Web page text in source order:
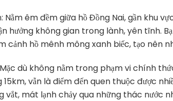
Nằm êm đềm giữa hồ Đồng Nai, gần khu
hưởng không gian trong lành, yên tĩnh.
cảnh hồ mênh mông xanh biếc, tạo nên
Mặc dù không nằm trong phạm vi chính
vẫn là điểm đến quen thuộc được
vắt, mát lạnh chảy qua những thác nước